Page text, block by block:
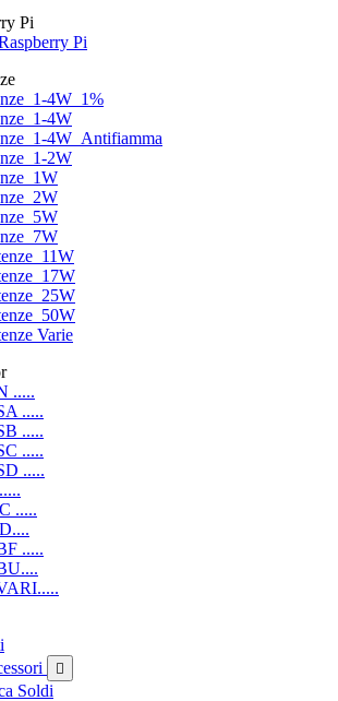
Pi
Pi
4W_1%
4W
4W_Antifiamma
2W
Varie
.....
.....
.....
.....
.....
.....
.....

Soldi